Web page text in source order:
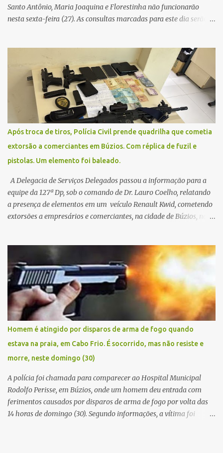
Santo Antônio, Maria Joaquina e Florestinha não funcionarão
nesta sexta-feira (27). As consultas marcadas para este dia serão
Contamos com a compreensão de toda população, pois se trata de
uma situação climática que foge ao controle da administração
pública.
Após troca de tiros, Polícia Civil prende quadrilha que cometia
extorsão a comerciantes em Búzios. Com réplica de fuzil e
pistolas. Um elemento foi baleado.
A Delegacia de Serviços Delegados passou a informação para a
equipe da 127ª Dp, sob o comando de Dr. Lauro Coelho, relatando
a presença de elementos em um veículo Renault Kwid, cometendo
extorsões a empresários e comerciantes, na cidade de Búzios, na
fugir da cidade Buziana. Um dos detidos é policial civil e este foi
baleado na perna na troca de tiros . Na ocorrência, três armas,
pistolas e uma réplica de fuzil, foram apreendidas. O homem
baleado foi identificado como Claudio Bastos, conhecido no meio
político.
Homem é atingido por disparos de arma de fogo quando
estava na praia, em Cabo Frio. É socorrido, mas não resiste e
morre, neste domingo (30)
A polícia foi chamada para comparecer ao Hospital Municipal
Rodolfo Perisse, em Búzios, onde um homem deu entrada com
ferimentos causados por disparos de arma de fogo por volta das
14 horas de domingo (30). Segundo informações, a vítima foi